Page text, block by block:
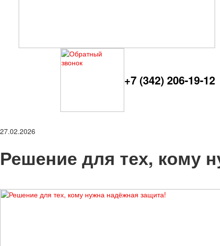
+7 (342) 206-19-12
27.02.2026
Решение для тех, кому